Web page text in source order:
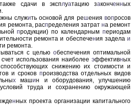
сдачи в эксплуатацию законченных
служить основой для решениявопросов
ремонта, распределения затрат на ремонт
продукции) по календарным периодам
ремонта и обеспечения заделаи
ремонта.
с целью обеспечения оптимальной
счет использования наиболееэффективных
снижению их стоимости и
и сроков производства отдельных видов
х машин и оборудования, улучшению
труда и сохранению окружающей
нных проекта организации капитального